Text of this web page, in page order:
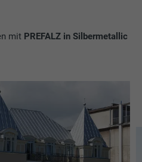
mit PREFALZ in Silbermetallic